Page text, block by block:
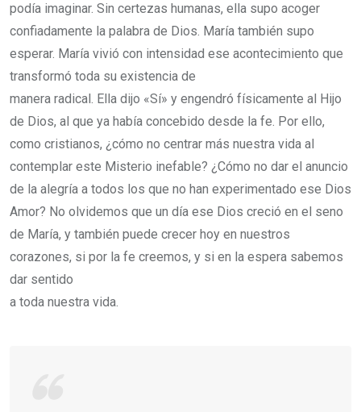
podía imaginar. Sin certezas humanas, ella supo acoger
confiadamente la palabra de Dios. María también supo
esperar. María vivió con intensidad ese acontecimiento que
transformó toda su existencia de
manera radical. Ella dijo «Sí» y engendró físicamente al Hijo
de Dios, al que ya había concebido desde la fe. Por ello,
como cristianos, ¿cómo no centrar más nuestra vida al
contemplar este Misterio inefable? ¿Cómo no dar el anuncio
de la alegría a todos los que no han experimentado ese Dios
Amor? No olvidemos que un día ese Dios creció en el seno
de María, y también puede crecer hoy en nuestros
corazones, si por la fe creemos, y si en la espera sabemos
dar sentido
a toda nuestra vida.